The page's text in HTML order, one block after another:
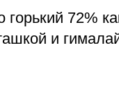
72%
и